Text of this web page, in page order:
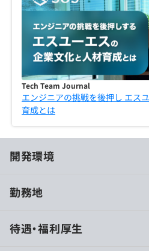
Tech Team Journal
エンジニアの挑戦を後押し エス
育成とは
開発環境
閾値を設け、満たない場合は増
勤務地
待遇・福利厚生